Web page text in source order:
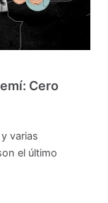
Cero
varias
el último